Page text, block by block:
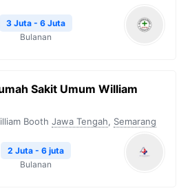
3 Juta - 6 Juta
Bulanan
Sakit Umum William
Booth Jawa Tengah, Semarang
2 Juta - 6 juta
Bulanan